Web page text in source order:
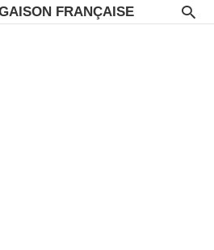
FRANÇAISE